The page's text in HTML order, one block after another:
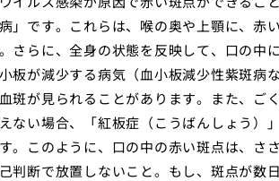
」です。これらは、喉の奥や上顎に、赤
さらに、全身の状態を反映して、口の中
板が減少する病気（血小板減少性紫斑病
斑が見られることがあります。また、ご
ない場合、「紅板症（こうばんしょう）
。このように、口の中の赤い斑点は、さ
判断で放置しないこと。もし、斑点が数